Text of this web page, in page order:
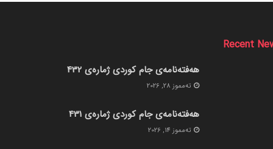
Recent
هەفتەنامەی جام کوردی ژمارەی 432
ته‌مموز 28, 2026
هەفتەنامەی جام کوردی ژمارەی 431
ته‌مموز 14, 2026